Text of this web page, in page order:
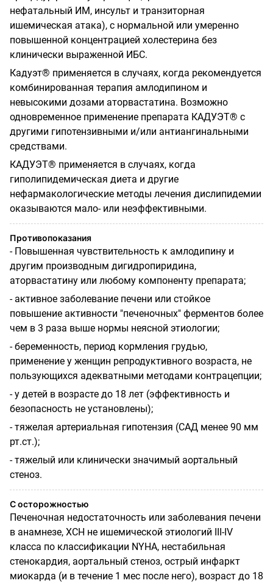
нефатальный ИМ, инсульт и транзиторная
ишемическая атака), с нормальной или умеренно
повышенной концентрацией холестерина без
клинически выраженной ИБС.
Кадуэт® применяется в случаях, когда рекомендуется
комбинированная терапия амлодипином и
невысокими дозами аторвастатина. Возможно
одновременное применение препарата КАДУЭТ® с
другими гипотензивными и/или антиангинальными
средствами.
КАДУЭТ® применяется в случаях, когда
гиполипидемическая диета и другие
нефармакологические методы лечения дислипидемии
оказываются мало- или неэффективными.
Противопоказания
- Повышенная чувствительность к амлодипину и
другим производным дигидропиридина,
аторвастатину или любому компоненту препарата;
- активное заболевание печени или стойкое
повышение активности "печеночных" ферментов более
чем в 3 раза выше нормы неясной этиологии;
- беременность, период кормления грудью,
применение у женщин репродуктивного возраста, не
пользующихся адекватными методами контрацепции;
- у детей в возрасте до 18 лет (эффективность и
безопасность не установлены);
- тяжелая артериальная гипотензия (САД менее 90 мм
рт.ст.);
- тяжелый или клинически значимый аортальный
стеноз.
С осторожностью
Печеночная недостаточность или заболевания печени
в анамнезе, ХСН не ишемической этиологий III-IV
класса по классификации NYHA, нестабильная
стенокардия, аортальный стеноз, острый инфаркт
миокарда (и в течение 1 мес после него), возраст до 18